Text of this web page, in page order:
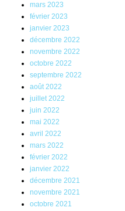
mars 2023
février 2023
janvier 2023
décembre 2022
novembre 2022
octobre 2022
septembre 2022
août 2022
juillet 2022
juin 2022
mai 2022
avril 2022
mars 2022
février 2022
janvier 2022
décembre 2021
novembre 2021
octobre 2021